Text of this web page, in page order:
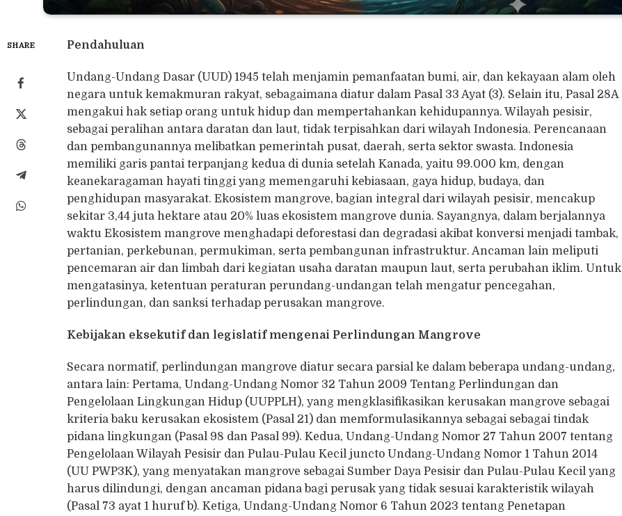
SHARE Pendahuluan
Undang-Undang Dasar (UUD) 1945 telah menjamin pemanfaatan bumi, air, dan kekayaan alam oleh
negara untuk kemakmuran rakyat, sebagaimana diatur dalam Pasal 33 Ayat (3). Selain itu, Pasal 28A
mengakui hak setiap orang untuk hidup dan mempertahankan kehidupannya. Wilayah pesisir,
sebagai peralihan antara daratan dan laut, tidak terpisahkan dari wilayah Indonesia. Perencanaan
dan pembangunannya melibatkan pemerintah pusat, daerah, serta sektor swasta. Indonesia
memiliki garis pantai terpanjang kedua di dunia setelah Kanada, yaitu 99.000 km, dengan
keanekaragaman hayati tinggi yang memengaruhi kebiasaan, gaya hidup, budaya, dan
penghidupan masyarakat. Ekosistem mangrove, bagian integral dari wilayah pesisir, mencakup
sekitar 3,44 juta hektare atau 20% luas ekosistem mangrove dunia. Sayangnya, dalam berjalannya
waktu Ekosistem mangrove menghadapi deforestasi dan degradasi akibat konversi menjadi tambak,
pertanian, perkebunan, permukiman, serta pembangunan infrastruktur. Ancaman lain meliputi
pencemaran air dan limbah dari kegiatan usaha daratan maupun laut, serta perubahan iklim. Untuk
mengatasinya, ketentuan peraturan perundang-undangan telah mengatur pencegahan,
perlindungan, dan sanksi terhadap perusakan mangrove.
Kebijakan eksekutif dan legislatif mengenai Perlindungan Mangrove
Secara normatif, perlindungan mangrove diatur secara parsial ke dalam beberapa undang-undang,
antara lain: Pertama, Undang-Undang Nomor 32 Tahun 2009 Tentang Perlindungan dan
Pengelolaan Lingkungan Hidup (UUPPLH), yang mengklasifikasikan kerusakan mangrove sebagai
kriteria baku kerusakan ekosistem (Pasal 21) dan memformulasikannya sebagai sebagai tindak
pidana lingkungan (Pasal 98 dan Pasal 99). Kedua, Undang-Undang Nomor 27 Tahun 2007 tentang
Pengelolaan Wilayah Pesisir dan Pulau-Pulau Kecil juncto Undang-Undang Nomor 1 Tahun 2014
(UU PWP3K), yang menyatakan mangrove sebagai Sumber Daya Pesisir dan Pulau-Pulau Kecil yang
harus dilindungi, dengan ancaman pidana bagi perusak yang tidak sesuai karakteristik wilayah
(Pasal 73 ayat 1 huruf b). Ketiga, Undang-Undang Nomor 6 Tahun 2023 tentang Penetapan